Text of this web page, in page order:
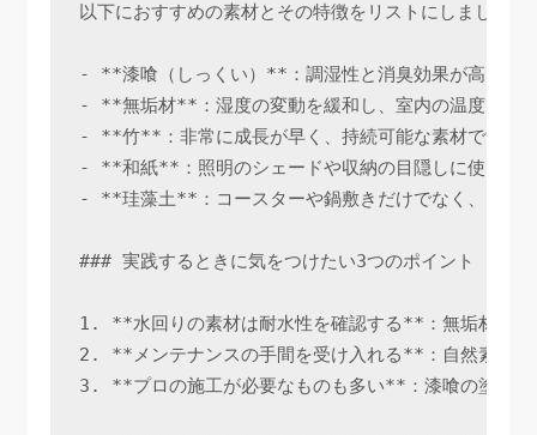
以下におすすめの素材とその特徴をリストにしました。
- **漆喰（しっくい）**：調湿性と消臭効果が高く、
- **無垢材**：湿度の変動を緩和し、室内の温度ムラ
- **竹**：非常に成長が早く、持続可能な素材です。
- **和紙**：照明のシェードや収納の目隠しに使うと
- **珪藻土**：コースターや鍋敷きだけでなく、タイ
### 実践するときに気をつけたい3つのポイント
1. **水回りの素材は耐水性を確認する**：無垢材でも
2. **メンテナンスの手間を受け入れる**：自然素材は
3. **プロの施工が必要なものも多い**：漆喰の塗り壁